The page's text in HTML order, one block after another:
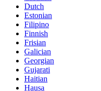
Dutch
Estonian
Filipino
Finnish
Frisian
Galician
Georgian
Gujarati
Haitian
Hausa